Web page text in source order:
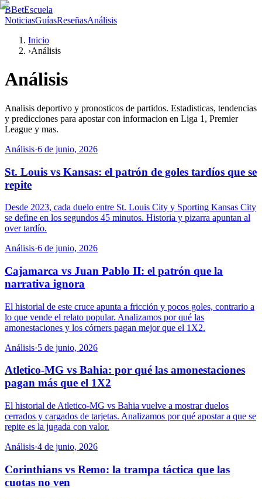
BBetEscuela
NoticiasGuíasReseñasAnálisis
Inicio
›Análisis
Análisis
Analisis deportivo y pronosticos de partidos. Estadisticas, tendencias
y predicciones para apostar con informacion en Liga 1, Premier
League y mas.
Análisis·6 de junio, 2026
St. Louis vs Kansas: el patrón de goles tardíos que se
repite
Desde 2023, cada duelo entre St. Louis City y Sporting Kansas City
se define en los segundos 45 minutos. Historia y pizarra apuntan al
over tardío.
Análisis·6 de junio, 2026
Cajamarca vs Juan Pablo II: el patrón que la
narrativa ignora
El historial de este cruce apunta a fricción y pocos goles, contrario a
lo que vende el relato popular. Analizamos por qué las
amonestaciones y los córners pagan mejor que el 1X2.
Análisis·5 de junio, 2026
Atletico-MG vs Bahia: por qué las amonestaciones
pagan más que el 1X2
El historial de Atletico-MG vs Bahia vuelve a mostrar duelos
cerrados y cargados de tarjetas. Analizamos por qué apostar a que se
repite es la jugada con valor.
Análisis·4 de junio, 2026
Corinthians vs Remo: la trampa táctica que las
cuotas no ven